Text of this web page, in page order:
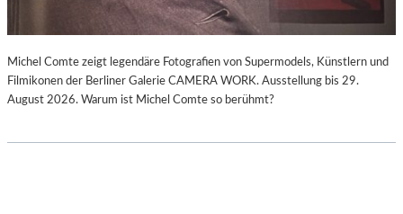
Michel Comte zeigt legendäre Fotografien von Supermodels, Künstlern und
Filmikonen der Berliner Galerie CAMERA WORK. Ausstellung bis 29.
August 2026. Warum ist Michel Comte so berühmt?